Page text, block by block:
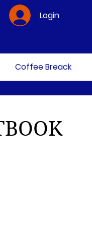
Login
Coffee Breack